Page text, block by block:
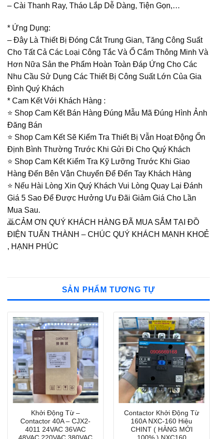
– Cài Thanh Ray, Tháo Lắp Dễ Dàng, Tiện Gọn,…
* Ứng Dụng:
– Đây Là Thiết Bị Đóng Cắt Trung Gian, Tăng Công Suất
Cho Tất Cả Các Loại Công Tắc Và Ổ Cắm Thông Minh Và
Hơn Nữa Sản the Phẩm Hoàn Toàn Đáp Ứng Cho Các
Nhu Cầu Sử Dụng Các Thiết Bị Công Suất Lớn Của Gia
Đình Quý Khách
* Cam Kết Với Khách Hàng :
⭐️ Shop Cam Kết Bán Hàng Đúng Mẫu Mã Đúng Hình Ảnh
Đăng Bán
⭐️ Shop Cam Kết Sẽ Kiểm Tra Thiết Bị Vẫn Hoạt Động Ổn
Định Bình Thường Trước Khi Gửi Đi Cho Quý Khách
⭐️ Shop Cam Kết Kiểm Tra Kỹ Lưỡng Trước Khi Giao
Hàng Đến Bên Vận Chuyển Để Đến Tay Khách Hàng
⭐️ Nếu Hài Lòng Xin Quý Khách Vui Lòng Quay Lại Đánh
Giá 5 Sao Để Được Hưởng Ưu Đãi Giảm Giá Cho Lần
Mua Sau.
🙇CẢM ƠN QUÝ KHÁCH HÀNG ĐÃ MUA SẮM TẠI ĐỒ
ĐIỆN TUẤN THÀNH – CHÚC QUÝ KHÁCH MẠNH KHOẺ
, HẠNH PHÚC
SẢN PHẨM TƯƠNG TỰ
Khởi Động Từ –
Contactor 40A – CJX2-
4011 24VAC 36VAC
Contactor Khởi Động Từ
160A NXC-160 Hiệu
CHINT ( HÀNG MỚI